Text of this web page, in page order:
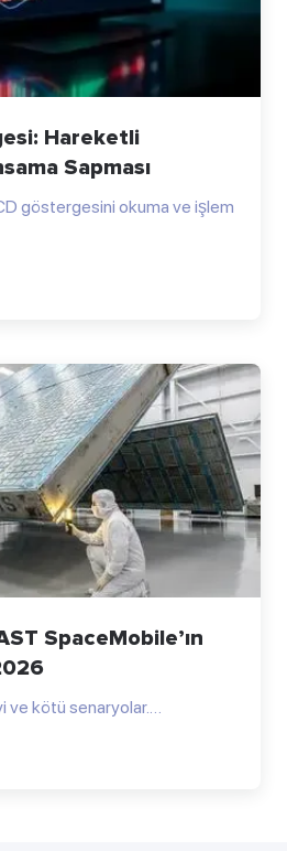
Hareketli
Sapması
göstergesini okuma ve işlem
SpaceMobile’ın
ve kötü senaryolar.…